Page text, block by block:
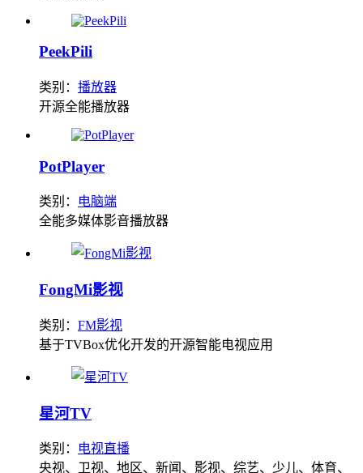
PeekPili
类别： 播放器
开源全能播放器
PotPlayer
类别：
电脑端
全能多媒体影音播放器
FongMi影视
类别： FM影视
基于TVBox优化开发的开源智能电视应用
星河TV
类别：
电视直播
央视、卫视、地区、新闻、影视、综艺、少儿、体育、